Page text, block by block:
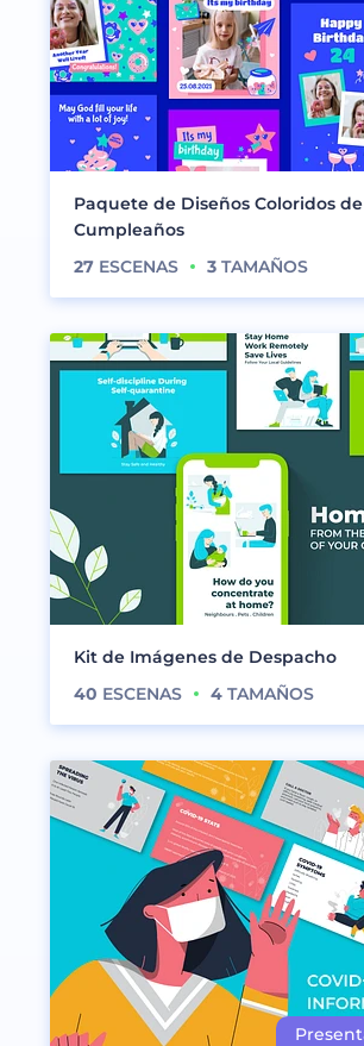
Paquete de Diseños Coloridos de
Cumpleaños
27 ESCENAS 3 TAMAÑOS
Kit de Imágenes de Despacho
40 ESCENAS 4 TAMAÑOS